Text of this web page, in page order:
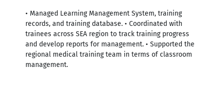
• Managed Learning Management System, training
records, and training database. • Coordinated with
trainees across SEA region to track training progress
and develop reports for management. • Supported the
regional medical training team in terms of classroom
management.